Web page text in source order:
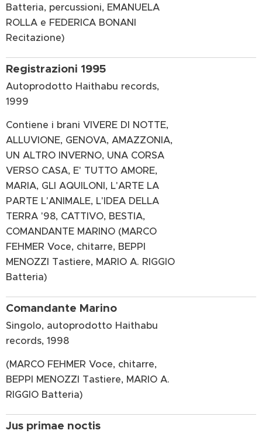
Batteria, percussioni, EMANUELA
ROLLA e FEDERICA BONANI
Recitazione)
Registrazioni 1995
Autoprodotto Haithabu records,
1999
Contiene i brani VIVERE DI NOTTE,
ALLUVIONE, GENOVA, AMAZZONIA,
UN ALTRO INVERNO, UNA CORSA
VERSO CASA, E' TUTTO AMORE,
MARIA, GLI AQUILONI, L'ARTE LA
PARTE L'ANIMALE, L'IDEA DELLA
TERRA '98, CATTIVO, BESTIA,
COMANDANTE MARINO (MARCO
FEHMER Voce, chitarre, BEPPI
MENOZZI Tastiere, MARIO A. RIGGIO
Batteria)
Comandante Marino
Singolo, autoprodotto Haithabu
records, 1998
(MARCO FEHMER Voce, chitarre,
BEPPI MENOZZI Tastiere, MARIO A.
RIGGIO Batteria)
Jus primae noctis